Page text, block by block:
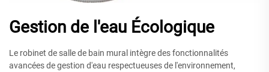
Gestion de l'eau Écologique
Le robinet de salle de bain mural intègre des fonctionnalités
avancées de gestion d'eau respectueuses de l'environnement,